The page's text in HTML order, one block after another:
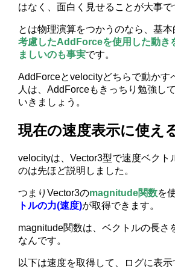
はなく、面白く見せることが大事で
とは物理演算をつかうのなら、基
考慮したAddForceを使用した動き
ましいのも事実です。
AddForceとvelocityどちらで動かす
人は、AddForceもきっちり勉強し
いきましょう。
現在の速度表示に使え
velocityは、Vector3型で速度ベクト
のは先ほど説明しました。
つまりVector3のmagnitude関数を
トルの力(速度)が取得できます。
magnitude関数は、ベクトルの長さ
なんです。
以下は速度を取得して、ログに表示